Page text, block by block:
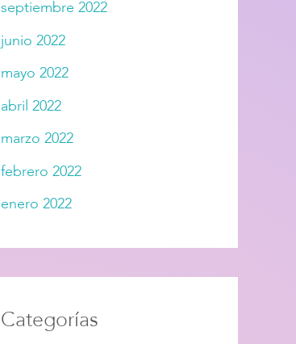
septiembre 2022
junio 2022
mayo 2022
abril 2022
marzo 2022
febrero 2022
enero 2022
Categorías